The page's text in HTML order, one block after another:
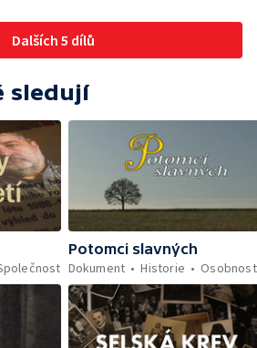
Dalších 5 dílů
sledují
Potomci slavných
Dokument
Historie